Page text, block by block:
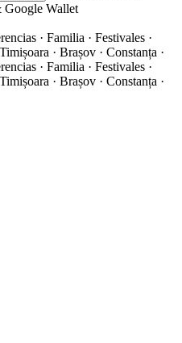
Google Wallet
· Familia · Festivales ·
· Brașov · Constanța ·
· Familia · Festivales ·
· Brașov · Constanța ·